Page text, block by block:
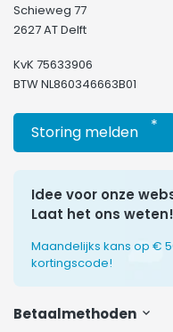
Schieweg 77
2627 AT Delft
KvK 75633906
BTW NL860346663B01
Storing melden *
Idee voor onze
Laat het ons weten!
Maandelijks kans op €
kortingscode!
Betaalmethoden